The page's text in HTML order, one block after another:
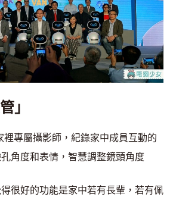
」
專屬攝影師，紀錄家中成員互動的
角度和表情，智慧調整鏡頭角度
很好的功能是家中若有長輩，若有佩